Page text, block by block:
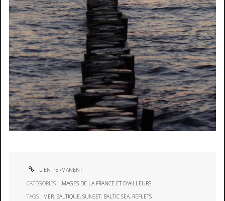
LIEN PERMANENT
CATÉGORIES : IMAGES DE LA FRANCE ET D'AILLEURS
TAGS : MER, BALTIQUE,SUNSET, BALTIC SEA, REFLETS